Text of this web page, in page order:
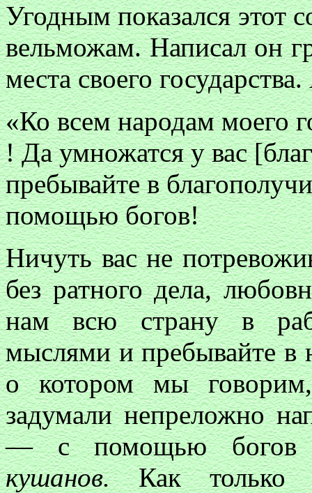
Угодным показался этот
вельможам. Написал он
места своего
«Ко всем народам моего
! Да умножатся у вас
пребывайте в
помощью богов!
Ничуть вас не
без ратного дела,
нам всю страну в
мыслями и пребывайте в
о котором мы
задумали непреложно
— с помощью богов
кушанов.Как только